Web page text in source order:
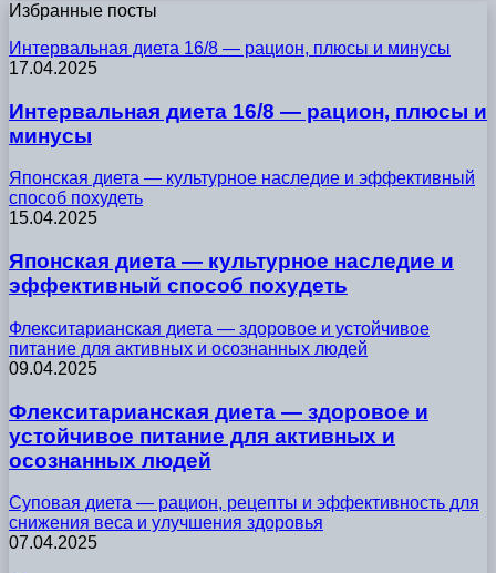
Избранные посты
Интервальная диета 16/8 — рацион, плюсы и минусы
17.04.2025
Интервальная диета 16/8 — рацион, плюсы и
минусы
Японская диета — культурное наследие и эффективный
способ похудеть
15.04.2025
Японская диета — культурное наследие и
эффективный способ похудеть
Флекситарианская диета — здоровое и устойчивое
питание для активных и осознанных людей
09.04.2025
Флекситарианская диета — здоровое и
устойчивое питание для активных и
осознанных людей
Суповая диета — рацион, рецепты и эффективность для
снижения веса и улучшения здоровья
07.04.2025